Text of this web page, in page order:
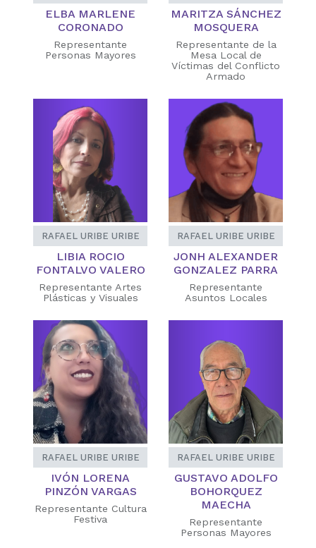
ELBA MARLENE
CORONADO
Representante
Personas Mayores
MARITZA SÁNCHEZ
MOSQUERA
Representante de la
Mesa Local de
Víctimas del Conflicto
Armado
RAFAEL URIBE URIBE
LIBIA ROCIO
FONTALVO VALERO
Representante Artes
Plásticas y Visuales
RAFAEL URIBE URIBE
JONH ALEXANDER
GONZALEZ PARRA
Representante
Asuntos Locales
RAFAEL URIBE URIBE
IVÓN LORENA
PINZÓN VARGAS
Representante Cultura
Festiva
RAFAEL URIBE URIBE
GUSTAVO ADOLFO
BOHORQUEZ
MAECHA
Representante
Personas Mayores